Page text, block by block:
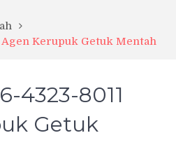
Agen Kerupuk Getuk Mentah
4323-8011
Getuk